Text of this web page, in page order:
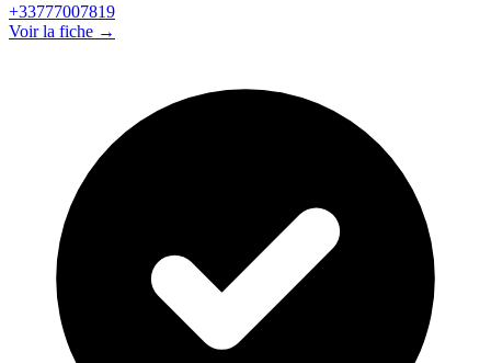
+33777007819
Voir la fiche →